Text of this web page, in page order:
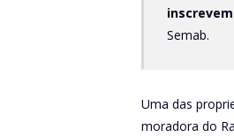
Semab.
Uma das
moradora do